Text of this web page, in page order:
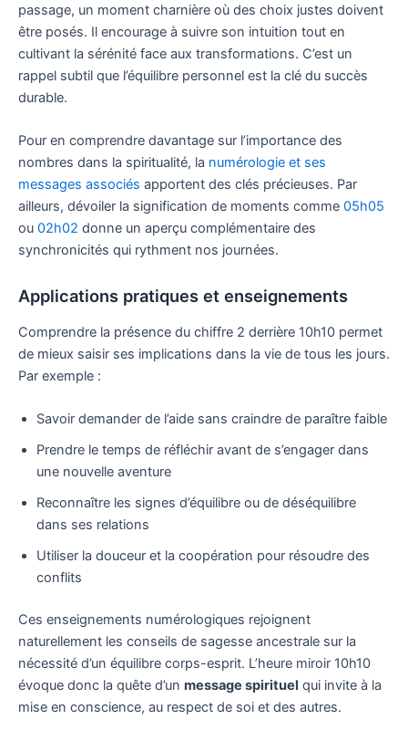
passage, un moment charnière où des choix justes doivent
être posés. Il encourage à suivre son intuition tout en
cultivant la sérénité face aux transformations. C’est un
rappel subtil que l’équilibre personnel est la clé du succès
durable.
Pour en comprendre davantage sur l’importance des
nombres dans la spiritualité, la numérologie et ses
messages associés apportent des clés précieuses. Par
ailleurs, dévoiler la signification de moments comme 05h05
ou 02h02 donne un aperçu complémentaire des
synchronicités qui rythment nos journées.
Applications pratiques et enseignements
Comprendre la présence du chiffre 2 derrière 10h10 permet
de mieux saisir ses implications dans la vie de tous les jours.
Par exemple :
Savoir demander de l’aide sans craindre de paraître faible
Prendre le temps de réfléchir avant de s’engager dans
une nouvelle aventure
Reconnaître les signes d’équilibre ou de déséquilibre
dans ses relations
Utiliser la douceur et la coopération pour résoudre des
conflits
Ces enseignements numérologiques rejoignent
naturellement les conseils de sagesse ancestrale sur la
nécessité d’un équilibre corps-esprit. L’heure miroir 10h10
évoque donc la quête d’un message spirituel qui invite à la
mise en conscience, au respect de soi et des autres.